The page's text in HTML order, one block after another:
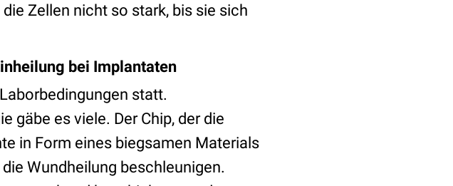
Zellen nicht so stark, bis sie sich
bei Implantaten
statt.
gäbe es viele. Der Chip, der die
in Form eines biegsamen Materials
Wundheilung beschleunigen.